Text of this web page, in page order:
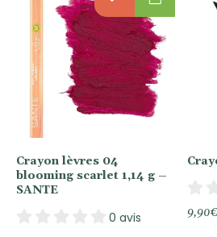
Crayon lèvres 04
blooming scarlet 1,14 g –
SANTE
0 avis 9,90€